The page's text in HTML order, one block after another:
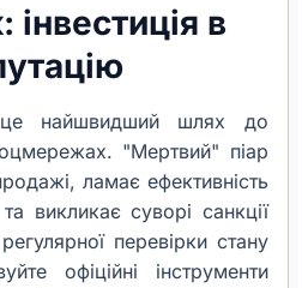
в
найшвидший шлях до
"Мертвий" піар
ламає ефективність
викликає суворі санкції
перевірки стану
офіційні інструменти